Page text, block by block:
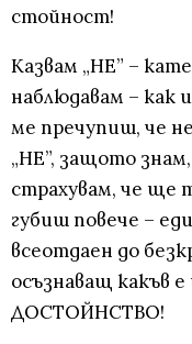
стойност!
Казвам „НЕ” –
наблюдавам – как
ме пречупиш, че
„НЕ”, защото
страхувам, че ще
губиш повече –
всеотдаен до
осъзнаващ какъв
ДОСТОЙНСТВО!